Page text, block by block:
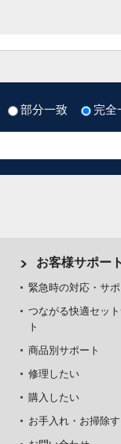
部分一致 完全
お客様サポート
緊急時の対応・サポ
つながる快適セッ
ト
商品別サポート
修理したい
購入したい
お手入れ・お掃除